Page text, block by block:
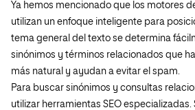
Ya hemos mencionado que los motores
utilizan un enfoque inteligente para
tema general del texto se determina
sinónimos y términos relacionados que
más natural y ayudan a evitar el spam.
Para buscar sinónimos y consultas
utilizar herramientas SEO